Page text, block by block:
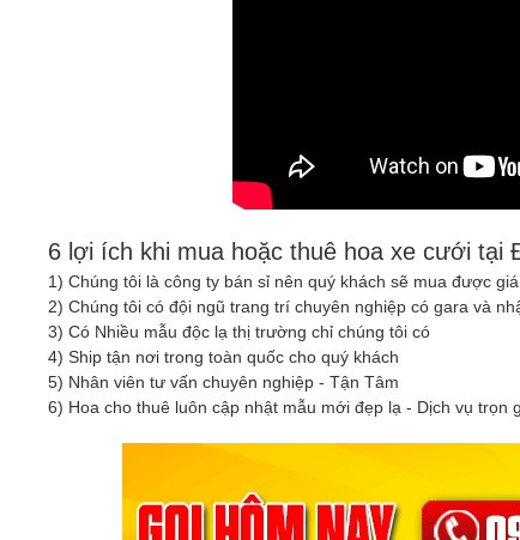
6 lợi ích khi mua hoặc thuê hoa xe cưới tại
1) Chúng tôi là công ty bán sỉ nên quý khách sẽ mua được
2) Chúng tôi có đội ngũ trang trí chuyên nghiệp có gara và
3) Có Nhiều mẫu độc lạ thị trường chỉ chúng tôi có
4) Ship tận nơi trong toàn quốc cho quý khách
5) Nhân viên tư vấn chuyên nghiệp - Tận Tâm
6) Hoa cho thuê luôn cập nhật mẫu mới đẹp lạ - Dịch vụ trọn